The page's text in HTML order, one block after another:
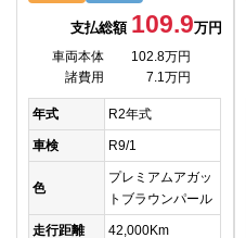
支払総額 109.9万円
車両本体
102.8万円
諸費用
7.1万円
年式 R2年式
車検 R9/1
色
プレミアムアガッ
トブラウンパール
走行距離 42,000Km